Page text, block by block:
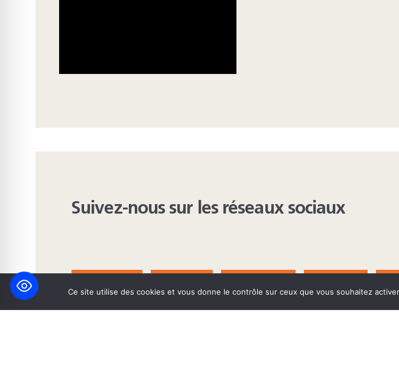
Suivez-nous sur les réseaux sociaux
Ce site utilise des cookies et vous donne le contrôle sur ceux que vous souhaitez